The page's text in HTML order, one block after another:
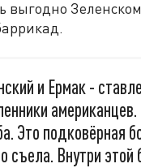
выгодно
и Ермак -
Это подковёрная
съела. Внутри